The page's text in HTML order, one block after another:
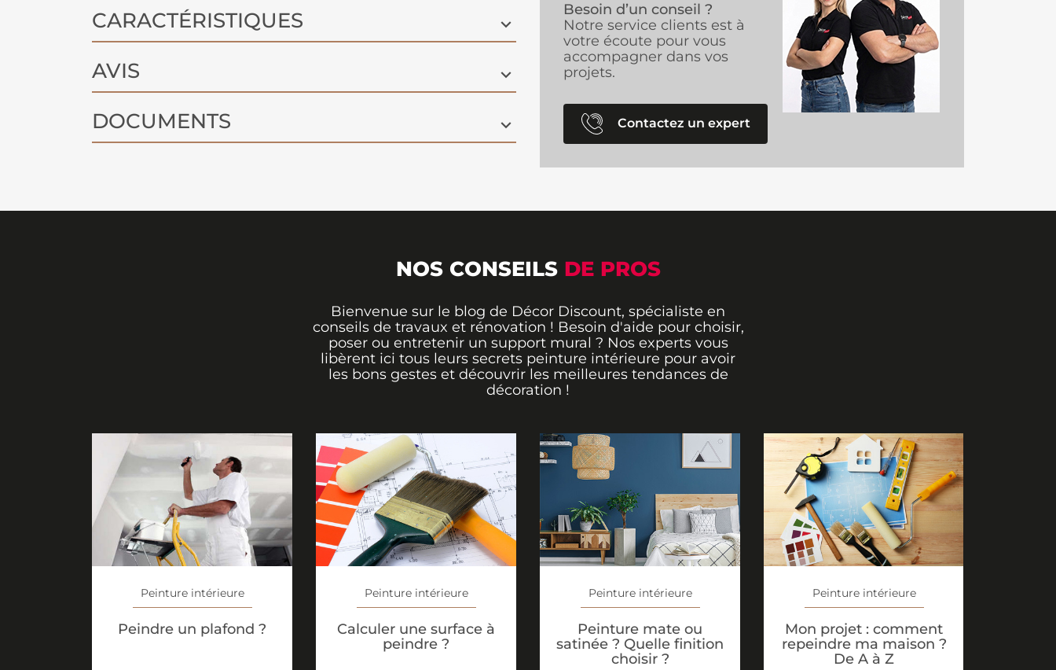
CARACTÉRISTIQUES
AVIS
DOCUMENTS
Besoin d’un conseil ?
Notre service clients est à
votre écoute pour vous
accompagner dans vos
projets.
Contactez un expert
NOS CONSEILS DE PROS
Bienvenue sur le blog de Décor Discount, spécialiste en
conseils de travaux et rénovation ! Besoin d'aide pour choisir,
poser ou entretenir un support mural ? Nos experts vous
libèrent ici tous leurs secrets peinture intérieure pour avoir
les bons gestes et découvrir les meilleures tendances de
décoration !
Peinture intérieure
Peindre un plafond ?
Peinture intérieure
Calculer une surface à
peindre ?
Peinture intérieure
Peinture mate ou
satinée ? Quelle finition
choisir ?
Peinture intérieure
Mon projet : comment
repeindre ma maison ?
De A à Z